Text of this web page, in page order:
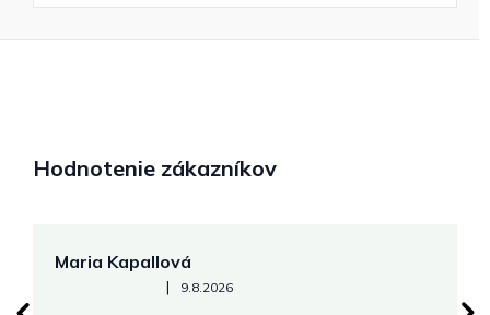
Hodnotenie zákazníkov
Maria Kapallová
Hodnotenie obchodu je 5 z 5 hviezdičiek.
| 9.8.2026